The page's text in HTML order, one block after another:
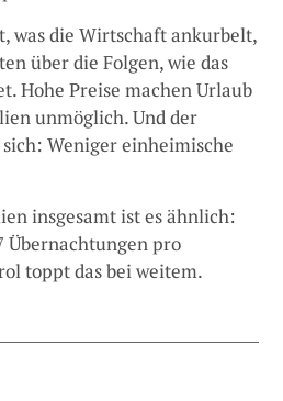
was die Wirtschaft ankurbelt,
über die Folgen, wie das
Hohe Preise machen Urlaub
unmöglich. Und der
Weniger einheimische
insgesamt ist es ähnlich:
Übernachtungen pro
toppt das bei weitem.